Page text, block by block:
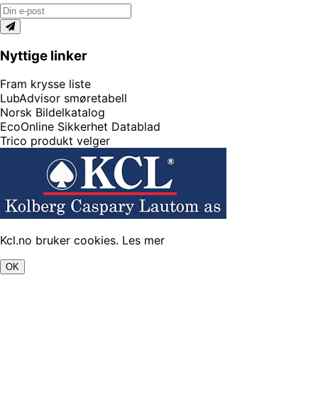
Nyttige linker
Fram krysse liste
LubAdvisor smøretabell
Norsk Bildelkatalog
EcoOnline Sikkerhet Datablad
Trico produkt velger
Kcl.no bruker cookies. Les mer
OK